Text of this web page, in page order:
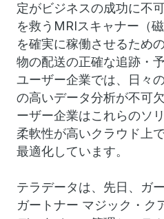
定がビジネスの成功に不
を救うMRIスキャナー（
を確実に稼働させるため
物の配送の正確な追跡・
ユーザー企業では、日々
の高いデータ分析が不可
ーザー企業はこれらのソ
柔軟性が高いクラウド上
最適化しています。
テラデータは、先日、ガ
ガートナー マジック・ク